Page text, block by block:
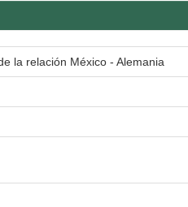
la relación México - Alemania